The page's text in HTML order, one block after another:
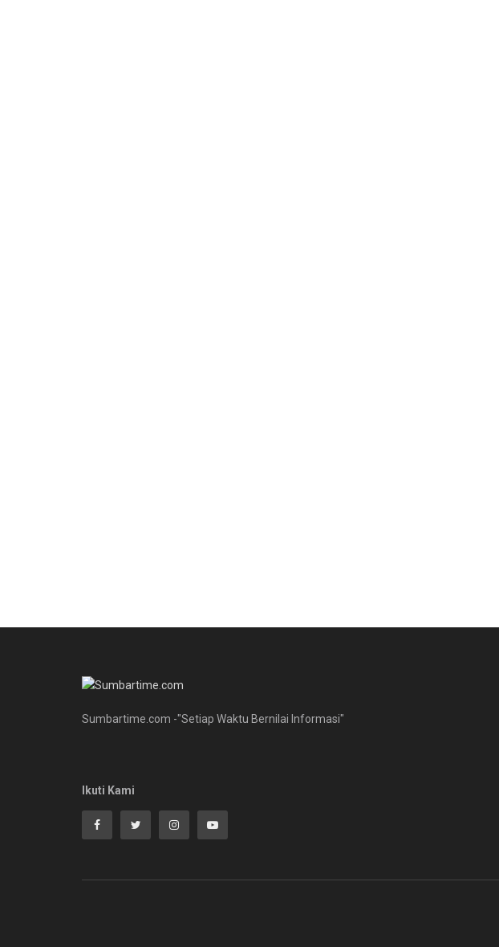
Sumbartime.com -"Setiap Waktu Bernilai Informasi"
Ikuti Kami